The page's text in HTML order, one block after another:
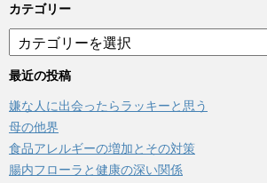
カテゴリー
テ
ゴ
ー
最近の投稿
嫌な人に出会ったらラッキーと思う
母の他界
食品アレルギーの増加とその対策
腸内フローラと健康の深い関係